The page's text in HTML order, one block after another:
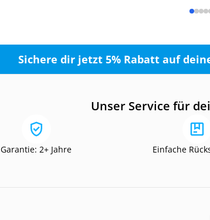
Sichere dir jetzt 5% Rabatt auf
Unser Service für
Garantie: 2+ Jahre Einfache